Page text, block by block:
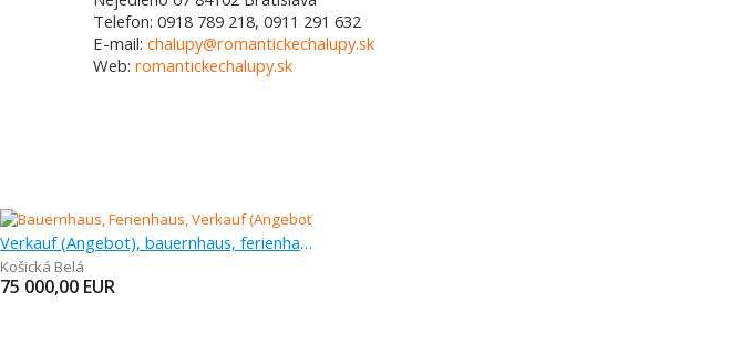
Telefon: 0918 789 218, 0911 291 632
E-mail: chalupy@romantickechalupy.sk
Web: romantickechalupy.sk
Verkauf (Angebot), bauernhaus, ferienhaus
Košická Belá
75 000,00 EUR